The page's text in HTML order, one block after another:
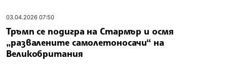
03.04.2026 07:50
Тръмп се подигра на Стармър и осмя
„развалените самолетоносачи“ на
Великобритания